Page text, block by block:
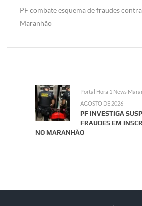
PF combate esquema de fraudes
Maranhão
Portal Hora 1 News
AGOSTO DE 2026
PF INVESTIGA
FRAUDES EM
NO MARANHÃO